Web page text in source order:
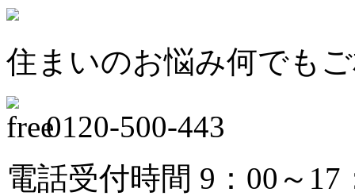
住まいのお悩み何でも
0120-500-443
電話受付時間 9：00～17